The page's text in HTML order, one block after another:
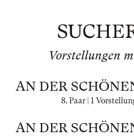
Vorstellungen
AN DER
8. Paar | 1
AN DER